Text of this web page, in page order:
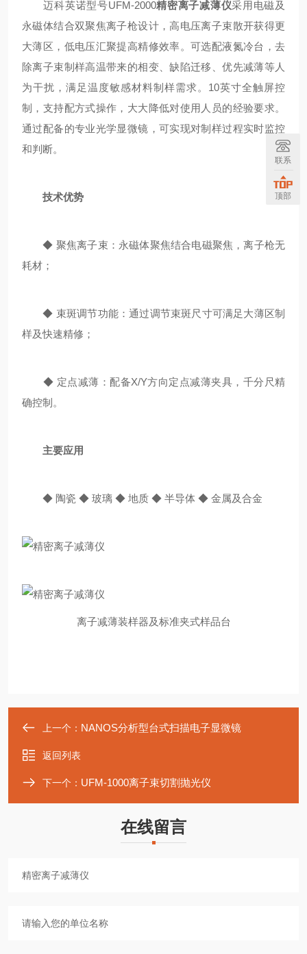
迈科英诺型号UFM-2000精密离子减薄仪采用电磁及
永磁体结合双聚焦离子枪设计，高电压离子束散开获得更
大薄区，低电压汇聚提高精修效率。可选配液氮冷台，去
除离子束制样高温带来的相变、缺陷迁移、优先减薄等人
为干扰，满足温度敏感材料制样需求。10英寸全触屏控
制，支持配方式操作，大大降低对使用人员的经验要求。
通过配备的专业光学显微镜，可实现对制样过程实时监控
和判断。
技术优势
◆ 聚焦离子束：永磁体聚焦结合电磁聚焦，离子枪无
耗材；
◆ 束斑调节功能：通过调节束斑尺寸可满足大薄区制
样及快速精修；
◆ 定点减薄：配备X/Y方向定点减薄夹具，千分尺精
确控制。
主要应用
◆ 陶瓷 ◆ 玻璃 ◆ 地质 ◆ 半导体 ◆ 金属及合金
离子减薄装样器及标准夹式样品台
上一个： NANOS分析型台式扫描电子显微镜
返回列表
下一个： UFM-1000离子束切割抛光仪
在线留言
联系
顶部